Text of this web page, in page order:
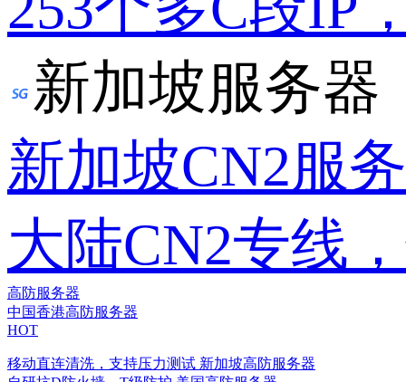
新加坡服务器
新加坡CN2服
大陆CN2专线
高防服务器
中国香港高防服务器
HOT
移动直连清洗，支持压力测试 新加坡高防服务器